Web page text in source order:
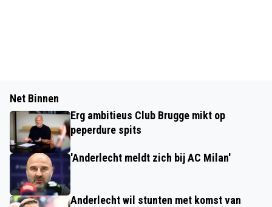
Net Binnen
Erg ambitieus Club Brugge mikt op
peperdure spits
'Anderlecht meldt zich bij AC Milan'
Anderlecht wil stunten met komst van